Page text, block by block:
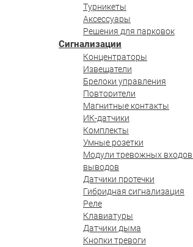
Турникеты
Аксессуары
Решения для парковок
Сигнализации
Концентраторы
Извещатели
Брелоки управления
Повторители
Магнитные контакты
ИК-датчики
Комплекты
Умные розетки
Модули тревожных входов
выводов
Датчики протечки
Гибридная сигнализация
Реле
Клавиатуры
Датчики дыма
Кнопки тревоги